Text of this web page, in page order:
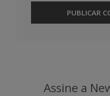
Assine a